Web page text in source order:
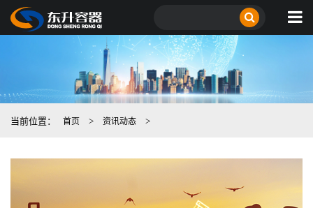
当前位置： 首页 > 资讯动态 >